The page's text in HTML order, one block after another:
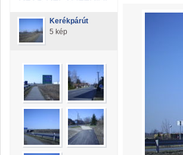
Kerékpárút
5 kép